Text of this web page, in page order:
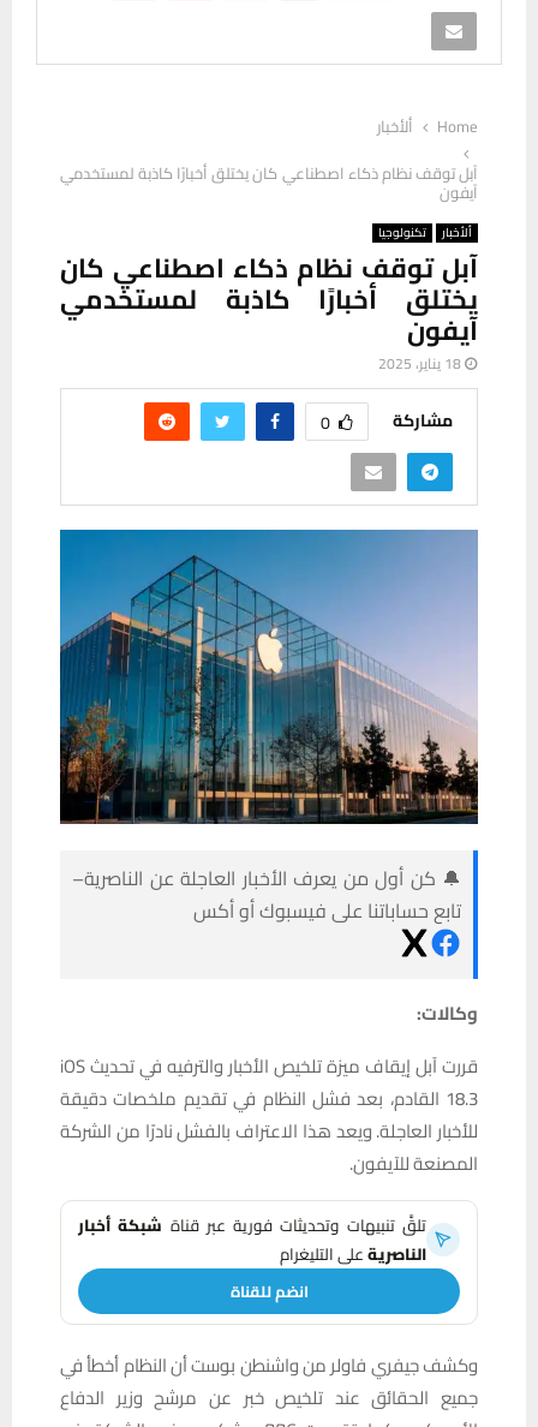
Home
ألأخبار
آبل توقف نظام ذكاء اصطناعي كان يختلق أخبارًا كاذبة لمستخدمي
آيفون
ألأخبار تكنولوجيا
آبل توقف نظام ذكاء اصطناعي كان
يختلق أخبارًا كاذبة لمستخدمي
آيفون
18 يناير، 2025
مشاركة 0
🔔 كن أول من يعرف الأخبار العاجلة عن الناصرية–
تابع حساباتنا على فيسبوك أو أكس
وكالات:
قررت آبل إيقاف ميزة تلخيص الأخبار والترفيه في تحديث iOS
18.3 القادم، بعد فشل النظام في تقديم ملخصات دقيقة
للأخبار العاجلة. ويعد هذا الاعتراف بالفشل نادرًا من الشركة
المصنعة للآيفون.
تلقَّ تنبيهات وتحديثات فورية عبر قناة شبكة أخبار
الناصريةعلى التليغرام
انضم للقناة
وكشف جيفري فاولر من واشنطن بوست أن النظام أخطأ في
جميع الحقائق عند تلخيص خبر عن مرشح وزير الدفاع